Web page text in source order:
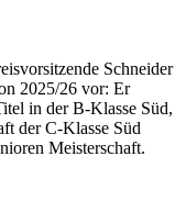
Schneider
2025/26 vor: Er
in der B-Klasse Süd,
der C-Klasse Süd
Meisterschaft.